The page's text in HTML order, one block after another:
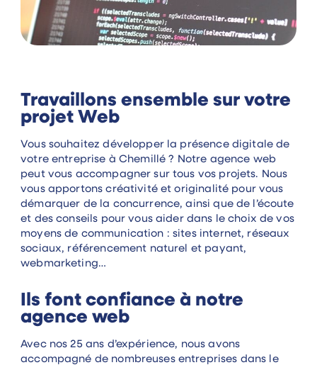
Travaillons ensemble sur votre
projet Web
Vous souhaitez développer la présence digitale de
votre entreprise à Chemillé ? Notre agence web
peut vous accompagner sur tous vos projets. Nous
vous apportons créativité et originalité pour vous
démarquer de la concurrence, ainsi que de l’écoute
et des conseils pour vous aider dans le choix de vos
moyens de communication : sites internet, réseaux
sociaux, référencement naturel et payant,
webmarketing…
Ils font confiance à notre
agence web
Avec nos 25 ans d’expérience, nous avons
accompagné de nombreuses entreprises dans le